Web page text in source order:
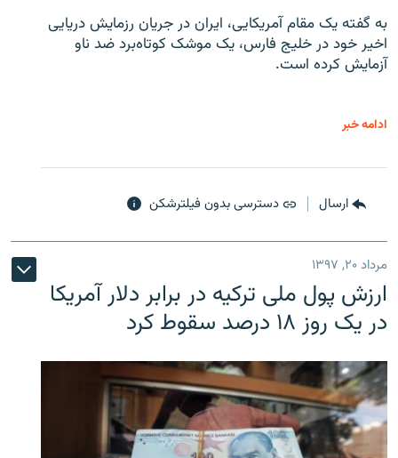
به گفته یک مقام آمریکایی، ایران در جریان رزمایش دریایی
اخیر خود در خلیج فارس، یک موشک کوتاه‌برد ضد ناو
آزمایش کرده است.
ادامه خبر
ارسال دسترسی بدون فیلترشکن
مرداد ۲۰, ۱۳۹۷
ارزش پول ملی ترکیه در برابر دلار آمریکا
در یک روز ۱۸ درصد سقوط کرد